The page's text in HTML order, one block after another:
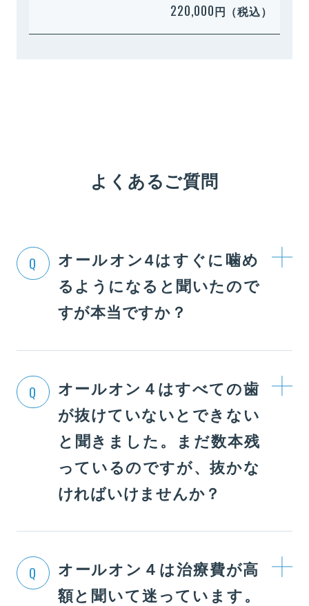
220,000 円（税込）
よくあるご質問
Q
オールオン4はすぐに噛め
るようになると聞いたので
すが本当ですか？
Q
オールオン４はすべての歯
が抜けていないとできない
と聞きました。まだ数本残
っているのですが、抜かな
ければいけませんか？
Q
オールオン４は治療費が高
額と聞いて迷っています。